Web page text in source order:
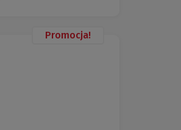
Promocja!